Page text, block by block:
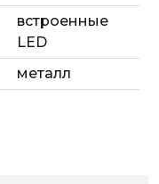
встроенные
LED
металл